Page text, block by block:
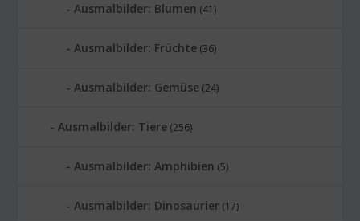
Ausmalbilder: Blumen (41)
Ausmalbilder: Früchte (36)
Ausmalbilder: Gemüse (24)
Ausmalbilder: Tiere (256)
Ausmalbilder: Amphibien (5)
Ausmalbilder: Dinosaurier (17)